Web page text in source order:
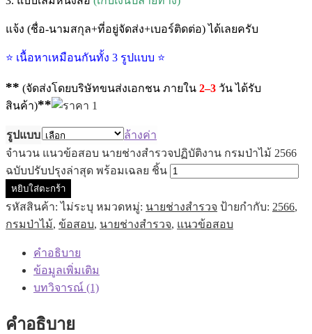
แจ้ง (ชื่อ-นามสกุล+ที่อยู่จัดส่ง+เบอร์ติดต่อ) ได้เลยครับ
⭐ เนื้อหาเหมือนกันทั้ง 3 รูปแบบ ⭐
** (จัดส่งโดยบริษัทขนส่งเอกชน ภายใน 2–3 วัน ได้รับ
สินค้า)**
รูปแบบ
ล้างค่า
จำนวน แนวข้อสอบ นายช่างสำรวจปฏิบัติงาน กรมป่าไม้ 2566
ฉบับปรับปรุงล่าสุด พร้อมเฉลย ชิ้น
หยิบใส่ตะกร้า
รหัสสินค้า:ไม่ระบุ หมวดหมู่: นายช่างสำรวจ ป้ายกำกับ: 2566,
กรมป่าไม้, ข้อสอบ, นายช่างสำรวจ, แนวข้อสอบ
คำอธิบาย
ข้อมูลเพิ่มเติม
บทวิจารณ์ (1)
คำอธิบาย